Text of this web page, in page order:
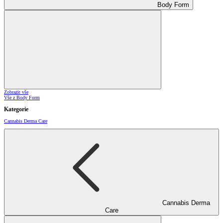
Body Form
Zobrazit vše
Vše z Body Form
Kategorie
Cannabis Derma Care
Cannabis Derma
Care